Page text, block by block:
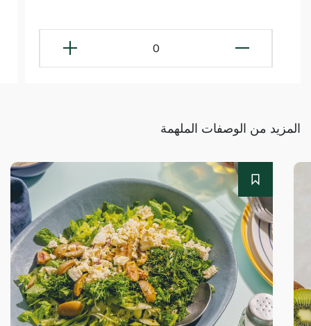
0
المزيد من الوصفات الملهمة